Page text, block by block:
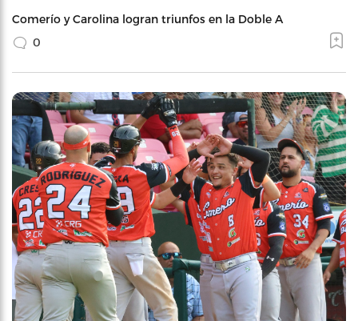
Comerío y Carolina logran triunfos en la Doble A
0